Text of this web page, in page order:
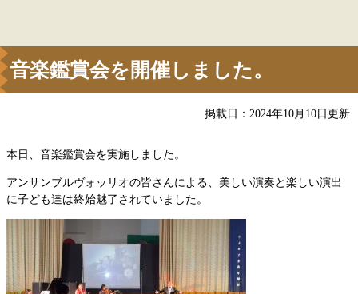
音楽鑑賞会を開催しました。
掲載日：2024年10月10日更新
本日、音楽鑑賞会を実施しました。
アンサンブルヴォッリオの皆さんによる、美しい演奏と楽しい演出
に子ども達は終始魅了されていました。